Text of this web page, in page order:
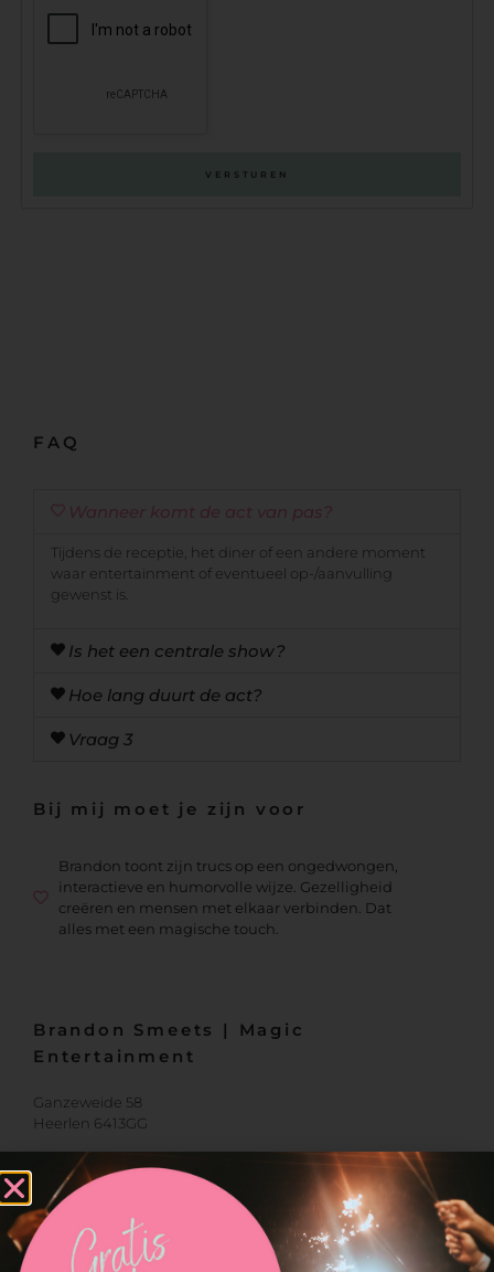
VERSTUREN
FAQ
Wanneer komt de act van pas?
Tijdens de receptie, het diner of een andere moment
waar entertainment of eventueel op-/aanvulling
gewenst is.
Is het een centrale show?
Hoe lang duurt de act?
Vraag 3
Bij mij moet je zijn voor
Brandon toont zijn trucs op een ongedwongen,
interactieve en humorvolle wijze. Gezelligheid
creëren en mensen met elkaar verbinden. Dat
alles met een magische touch.
Brandon Smeets | Magic
Entertainment
Ganzeweide 58
Heerlen 6413GG
Informatie aanvragen
We’d love to hear from